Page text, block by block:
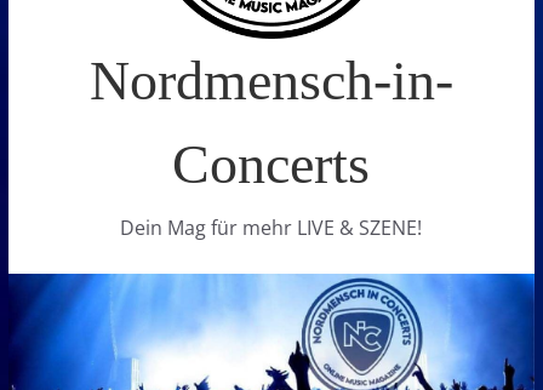
Nordmensch-in-
Concerts
Dein Mag für mehr LIVE & SZENE!